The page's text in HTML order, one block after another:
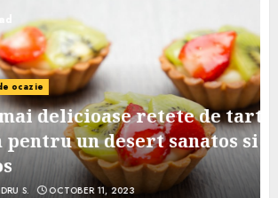
retete de tarte
un desert sanatos si
OCTOBER 11, 2023